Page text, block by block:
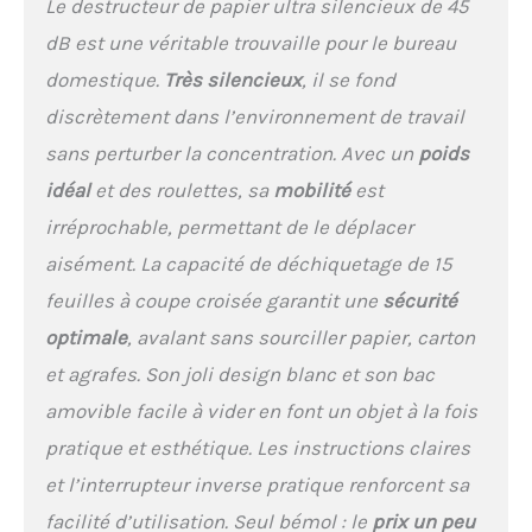
de 45 dB, ce qui permet
d'obtenir facilement un
bureau à domicile efficace.
Le verrou de sécurité
garantit que le broyeur ne
accidentellement à
déchiqueter, évitant ainsi
accidentelles. Ceci est
particulièrement
maisons ou les bureaux
où les enfants ou les
peuvent être à proximité
du broyeur. Système P-4
bourrage : le broyeur à
coupe croisée peut
Le destructeur de papier ultra silencieux de 45
dB est une véritable trouvaille pour le bureau
domestique. Très silencieux, il se fond
discrètement dans l’environnement de travail
sans perturber la concentration. Avec un poids
idéalet des roulettes, sa mobilitéest
irréprochable, permettant de le déplacer
aisément. La capacité de déchiquetage de 15
feuilles à coupe croisée garantit une sécurité
optimale, avalant sans sourciller papier, carton
et agrafes. Son joli design blanc et son bac
amovible facile à vider en font un objet à la fois
pratique et esthétique. Les instructions claires
et l’interrupteur inverse pratique renforcent sa
facilité d’utilisation. Seul bémol : le prix un peu